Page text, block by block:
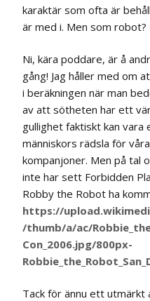
karaktär som ofta är
är med i. Men som robot?
Ni, kära poddare, är å
gång! Jag håller med om
i beräkningen när man
av att sötheten har ett
gullighet faktiskt kan
människors rädsla för
kompanjoner. Men på tal
inte har sett Forbidden
Robby the Robot ha
https://
/thumb/a/ac/
Con_2006.jpg/800px-
Tack för ännu ett utmärkt